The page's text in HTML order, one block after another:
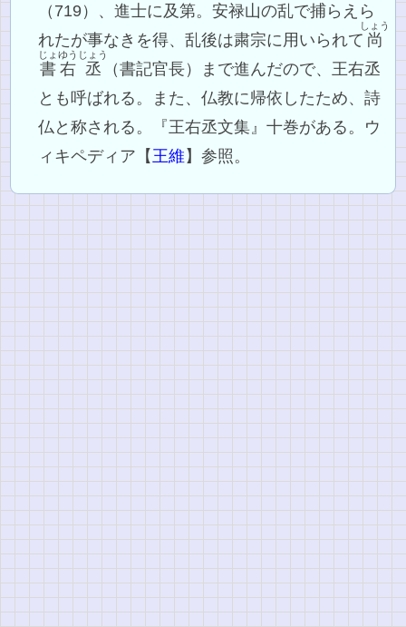
（719）、進士に及第。安禄山の乱で捕らえら
れたが事なきを得、乱後は粛宗に用いられて 尚
しょう
書
じょ
右
ゆう
丞
じょう
（書記官長）まで進んだので、王右丞
とも呼ばれる。また、仏教に帰依したため、詩
仏と称される。『王右丞文集』十巻がある。ウ
ィキペディア【 王維 】参照。